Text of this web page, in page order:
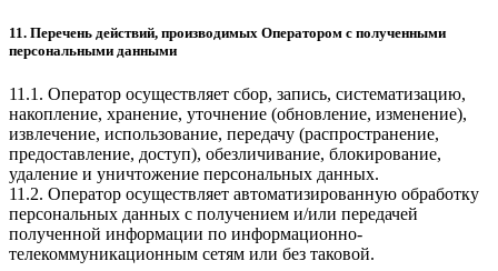
11. Перечень действий, производимых Оператором с полученными
персональными данными
11.1. Оператор осуществляет сбор, запись, систематизацию,
накопление, хранение, уточнение (обновление, изменение),
извлечение, использование, передачу (распространение,
предоставление, доступ), обезличивание, блокирование,
удаление и уничтожение персональных данных.
11.2. Оператор осуществляет автоматизированную обработку
персональных данных с получением и/или передачей
полученной информации по информационно-
телекоммуникационным сетям или без таковой.